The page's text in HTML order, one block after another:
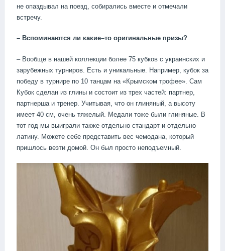
не опаздывал на поезд, собирались вместе и отмечали
встречу.
– Вспоминаются ли какие–то оригинальные призы?
– Вообще в нашей коллекции более 75 кубков с украинских и
зарубежных турниров. Есть и уникальные. Например, кубок за
победу в турнире по 10 танцам на «Крымском трофее». Сам
Кубок сделан из глины и состоит из трех частей: партнер,
партнерша и тренер. Учитывая, что он глиняный, а высоту
имеет 40 см, очень тяжелый. Медали тоже были глиняные. В
тот год мы выиграли также отдельно стандарт и отдельно
латину. Можете себе представить вес чемодана, который
пришлось везти домой. Он был просто неподъемный.